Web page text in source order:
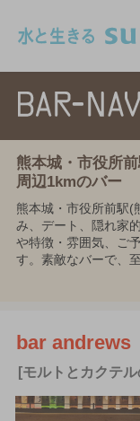
熊本城・市役所
周辺1kmのバー
熊本城・市役所前駅(
み、デート、隠れ家
や特徴・雰囲気、ご
す。素敵なバーで、
bar andrews
[モルトとカクテル